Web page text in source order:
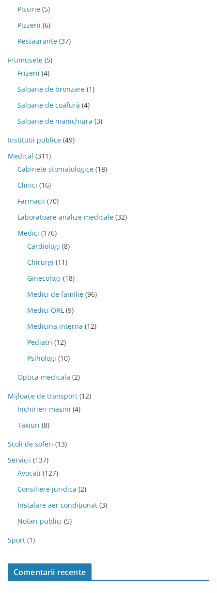
Piscine (5)
Pizzerii (6)
Restaurante (37)
Frumusete (5)
Frizerii (4)
Saloane de bronzare (1)
Saloane de coafură (4)
Saloane de manichiura (3)
Institutii publice (49)
Medical (311)
Cabinete stomatologice (18)
Clinici (16)
Farmacii (70)
Laboratoare analize medicale (32)
Medici (176)
Cardiologi (8)
Chirurgi (11)
Ginecologi (18)
Medici de familie (96)
Medici ORL (9)
Medicina interna (12)
Pediatri (12)
Psihologi (10)
Optica medicala (2)
Mijloace de transport (12)
Inchirieri masini (4)
Taxiuri (8)
Scoli de soferi (13)
Servicii (137)
Avocati (127)
Consiliere juridica (2)
Instalare aer condiționat (3)
Notari publici (5)
Sport (1)
Comentarii recente